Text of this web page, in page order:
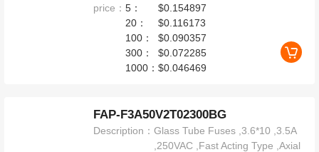
price：5：
$0.154897
20：
$0.116173
100：
$0.090357
300：
$0.072285
1000：$0.046469
FAP-F3A50V2T02300BG
Description：Glass Tube Fuses ,3.6*10 ,3.5A
,250VAC ,Fast Acting Type ,Axial